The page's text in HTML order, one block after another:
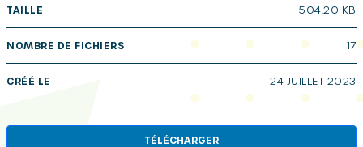
TAILLE 504.20 KB
NOMBRE DE FICHIERS 17
CRÉÉ LE 24 JUILLET 2023
TÉLÉCHARGER